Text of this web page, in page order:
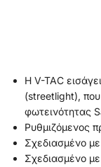
Η V-TAC
(streetlight),
φωτεινότητας
Ρυθμιζόμενος
Σχεδιασμένο
Σχεδιασμένο